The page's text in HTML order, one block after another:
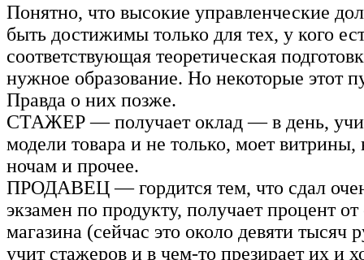
Понятно, что высокие управленческие
быть достижимы только для тех, у кого
соответствующая теоретическая
нужное образование. Но некоторые этот
Правда о них позже.
СТАЖЕР — получает оклад — в день,
модели товара и не только, моет витрины,
ночам и прочее.
ПРОДАВЕЦ — гордится тем, что сдал
экзамен по продукту, получает процент
магазина (сейчас это около девяти тысяч
учит стажеров и в чем-то презирает их и